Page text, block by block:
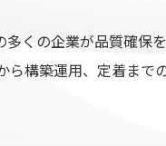
多くの企業が品質確保
ら構築運用、定着まで